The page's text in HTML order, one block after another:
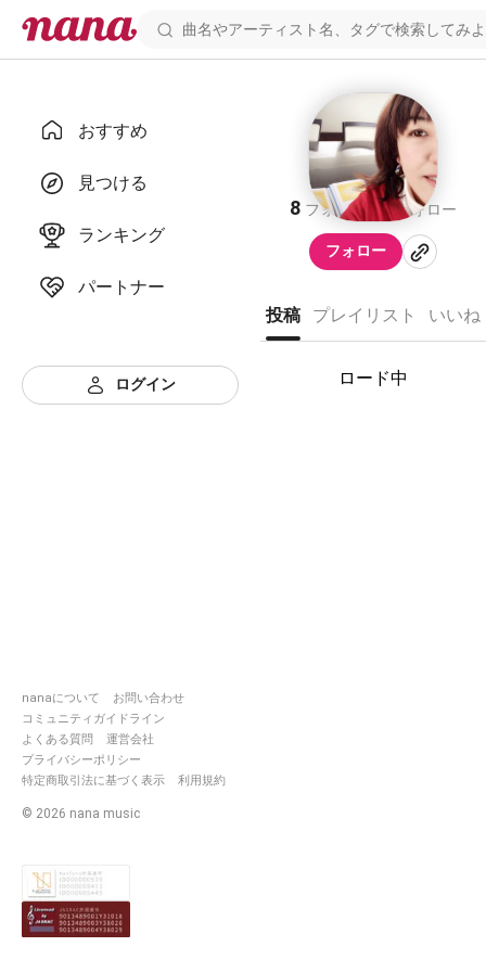
おすすめ
見つける
ランキング
パートナー
ログイン
nanaについて
お問い合わせ
コミュニティガイドライン
よくある質問
運営会社
プライバシーポリシー
特定商取引法に基づく表示
利用規約
© 2026 nana music
めぐ
8 フォロワー6 フォロー
フォロー
投稿 プレイリスト いいね
ロード中